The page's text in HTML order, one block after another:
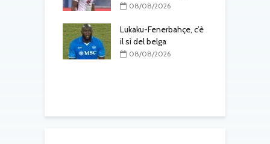
08/08/2026
Lukaku-Fenerbahçe, c’è
il sì del belga
08/08/2026